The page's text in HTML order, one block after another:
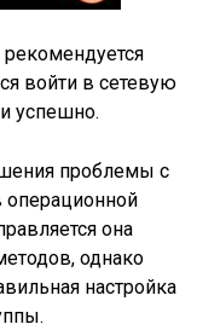
войти в сетевую
успешно.
проблемы с
она
однако
настройка